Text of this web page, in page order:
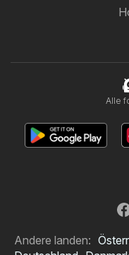
Alle
Andere landen: